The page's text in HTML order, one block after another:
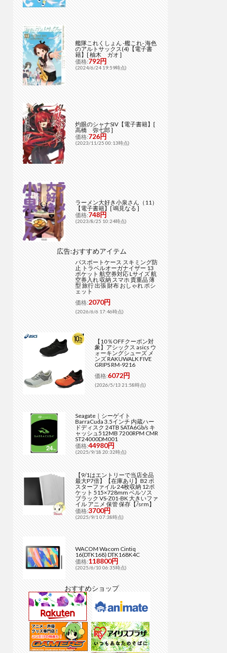
艦隊これくしょん -艦これ- 海色
のアルトサックス(4)【電子書
籍】[ 柚木 ガオ ]
価格:792円
(2024/6/24 19:59時点)
灼眼のシャナSIV【電子書籍】[
高橋 弥七郎 ]
価格:726円
(2023/11/25 00:13時点)
ラーメン大好き小泉さん（11）
【電子書籍】[ 鳴見なる ]
価格:748円
(2023/8/25 10:24時点)
広告:おすすめアイテム
パスポートケース スキミング防
止 トラベルオーガナイザー 13
ポケット 航空券対応 Lサイズ 航
空券入れ 収納 スマホ 貴重品 薄
型 旅行 出張 財布 おしゃれ ポシ
ェット
価格:2070円
(2026/6/6 17:46時点)
【10％OFFクーポン対
象】アシックス asics ウ
ォーキングシューズ メ
ンズ RAKUWALK FIVE
GRIPS RM-9216
価格:6072円
(2026/5/13 21:58時点)
Seagate｜シーゲイト
BarraCuda 3.5インチ 内蔵ハー
ドディスク 24TB SATA6Gb/s キ
ャッシュ512MB 7200RPM CMR
ST24000DM001
価格:44980円
(2025/9/18 20:32時点)
【9/1はエントリーで当店全品
最大P7倍】【在庫あり】B2 ポ
スターファイル 24枚収納 12ポ
ケット 515×728mm ベルソス
ブラック VS-Z01-BK 大きいファ
イル アニメ 保管 保存【/srm】
価格:3700円
(2025/9/1 07:38時点)
WACOM Wacom Cintiq
16(DTK168) DTK168K4C
価格:118800円
(2025/6/10 06:35時点)
おすすめショップ